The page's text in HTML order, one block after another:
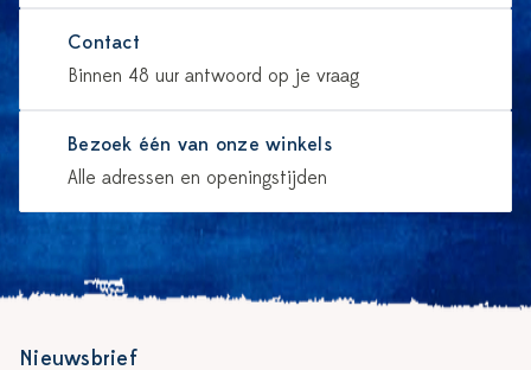
Contact
Binnen 48 uur antwoord op je vraag
Bezoek één van onze winkels
Alle adressen en openingstijden
Nieuwsbrief